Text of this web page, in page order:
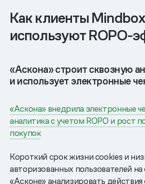
Как клиенты Mindbox
используют ROPO-
«Аскона» строит сквозную
и использует электронные
«Аскона» внедрила электронные
аналитика с учетом ROPO и рост
покупок
Короткий срок жизни cookies и
авторизованных пользователей
«Асконе» анализировать